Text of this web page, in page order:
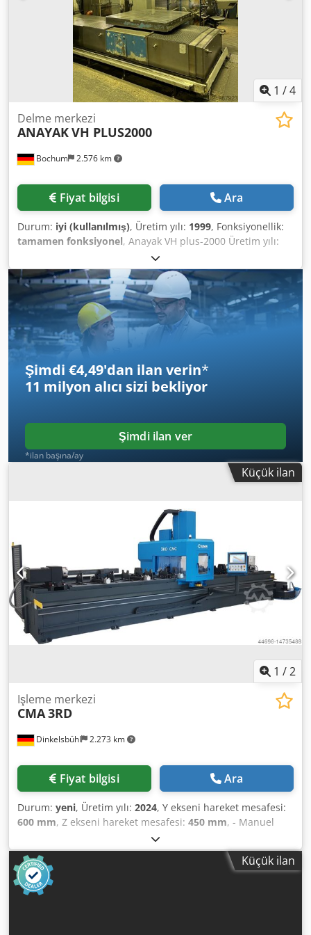
1 /4
Bochum 2.576 km
Delme merkezi
ANAYAKVH PLUS2000
Fiyat bilgisi Ara
Durum: iyi (kullanılmış), Üretim yılı: 1999, Fonksiyonellik:
tamamen fonksiyonel, Anayak VH plus-2000 Üretim yılı:
1999 Dsdpfx Ajy Tqbxsqwskr Makine No: M-991103 Kontrol
ünitesi: Heidenhain TNC426CB Net ağırlık: 24 t X/Y/Z
hareketi: 2000/1300/1460
Şimdi €4,49'dan ilan verin*
11 milyon alıcı sizi bekliyor
Şimdi ilan ver
*ilan başına/ay
Küçük ilan
1 /2
Dinkelsbühl 2.273 km
Işleme merkezi
CMA3RD
Fiyat bilgisi Ara
Durum: yeni, Üretim yılı: 2024, Y ekseni hareket mesafesi:
600 mm, Z ekseni hareket mesafesi: 450 mm, - Manuel
modda GoTo işlevi de dahil olmak üzere basit grafik
programlama - Versiyona bağlı olarak 3000 - 16500 mm
arası işleme uzunlukları - DIN/ISO'da serbest programlama
(G komutları) - X/Y ekseni için yaylar dahil 2 eksenli
enterpolasyon - 3 eksenli doğrusal enterpolasyon (X/Y/Z) -
Küçük ilan